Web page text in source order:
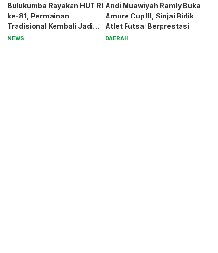
Bulukumba Rayakan HUT RI
ke-81, Permainan
Tradisional Kembali Jadi
Magnet
NEWS
Andi Muawiyah Ramly Buka
Amure Cup III, Sinjai Bidik
Atlet Futsal Berprestasi
DAERAH